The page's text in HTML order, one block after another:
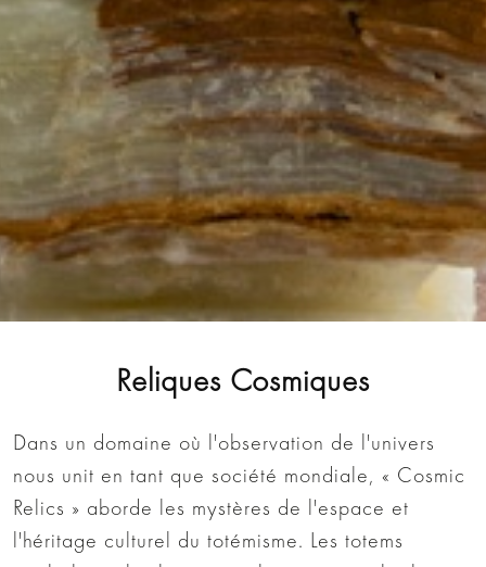
Reliques Cosmiques
Dans un domaine où l'observation de l'univers
nous unit en tant que société mondiale, « Cosmic
Relics » aborde les mystères de l'espace et
l'héritage culturel du totémisme. Les totems